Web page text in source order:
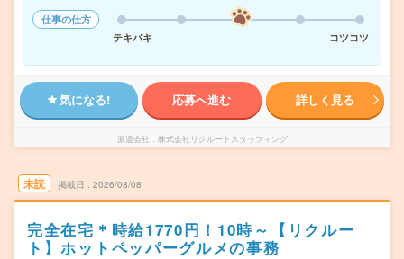
仕事の仕方
テキパキ
コツコツ
気になる! 応募へ進む 詳しく見る
派遣会社 株式会社リクルートスタッフィング
未読 掲載日 2026/08/08
完全在宅＊時給1770円！10時～【リクルー
ト】ホットペッパーグルメの事務